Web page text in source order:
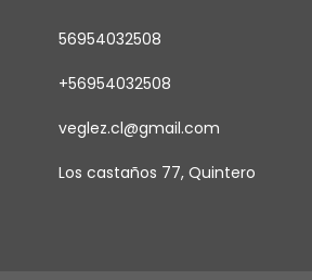
56954032508
+56954032508
veglez.cl@gmail.com
Los castaños 77, Quintero